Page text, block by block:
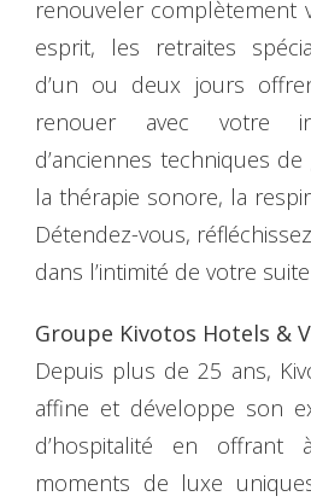
renouveler complètement
esprit, les retraites
d’un ou deux jours
renouer avec votre
d’anciennes techniques
la thérapie sonore, la
Détendez-vous,
dans l’intimité de votre
Groupe Kivotos Hotels &
Depuis plus de 25 ans,
affine et développe son
d’hospitalité en
moments de luxe